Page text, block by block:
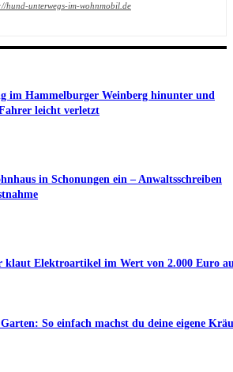
hund-unterwegs-im-wohnmobil.de
im Hammelburger Weinberg hinunter und
leicht verletzt
in Schonungen ein – Anwaltsschreiben
klaut Elektroartikel im Wert von 2.000 Euro
So einfach machst du deine eigene